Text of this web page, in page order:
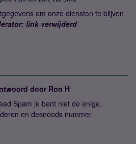
om onze diensten te blijven
link verwijderd
door Ron H
Spam je bent niet de enige.
en desnoods nummer